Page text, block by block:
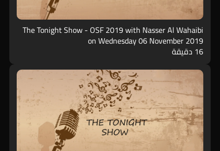
The Tonight Show - OSF 2019 with Nasser Al Wahaibi
on Wednesday 06 November 2019
16 دقيقة